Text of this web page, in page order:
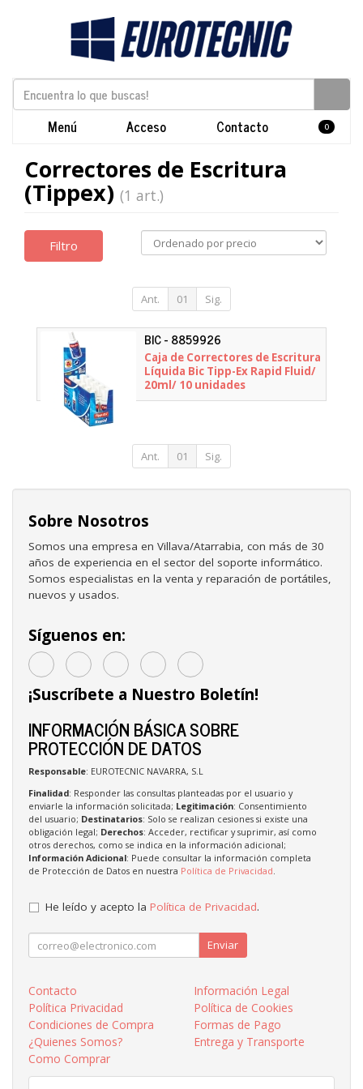
Menú Acceso Contacto 0
Correctores de Escritura
(Tippex) (1 art.)
Filtro
Ant. 01 Sig.
BIC - 8859926
Caja de Correctores de Escritura
Líquida Bic Tipp-Ex Rapid Fluid/
20ml/ 10 unidades
Ant. 01 Sig.
Sobre Nosotros
Somos una empresa en Villava/Atarrabia, con más de 30
años de experiencia en el sector del soporte informático.
Somos especialistas en la venta y reparación de portátiles,
nuevos y usados.
Síguenos en:
¡Suscríbete a Nuestro Boletín!
INFORMACIÓN BÁSICA SOBRE
PROTECCIÓN DE DATOS
Responsable: EUROTECNIC NAVARRA, S.L
Finalidad: Responder las consultas planteadas por el usuario y
enviarle la información solicitada; Legitimación: Consentimiento
del usuario; Destinatarios: Solo se realizan cesiones si existe una
obligación legal; Derechos: Acceder, rectificar y suprimir, así como
otros derechos, como se indica en la información adicional;
Información Adicional: Puede consultar la información completa
de Protección de Datos en nuestra Política de Privacidad
He leído y acepto la Política de Privacidad.
Enviar
Contacto
Información Legal
Política Privacidad
Política de Cookies
Condiciones de Compra
Formas de Pago
¿Quienes Somos?
Entrega y Transporte
Como Comprar